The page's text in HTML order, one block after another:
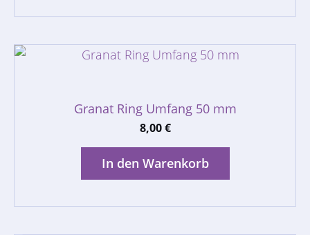
Granat Ring Umfang 50 mm
8,00€
In den Warenkorb